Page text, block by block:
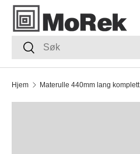
HOPP TIL INNHOLDET
SøkSøk
Hjem Materulle 440mm lang komplett